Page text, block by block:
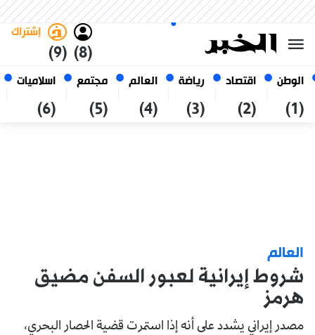
الوطن
(1)
اقتصاد
(2)
رياضة
(3)
العالم
(4)
مجتمع
(5)
اسلاميات
(6)
(8)
إشتراك
(9)
أغسطس 2026
الجزائر
العالم
شروط إيرانية لعبور السفن مضيق
هرمز
مصدر إيراني يشدد على أنه إذا استمرت قضية الحصار البحري،